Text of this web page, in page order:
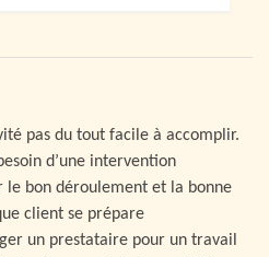
pas du tout facile à accomplir.
d’une intervention
le bon déroulement et la bonne
client se prépare
un prestataire pour un travail